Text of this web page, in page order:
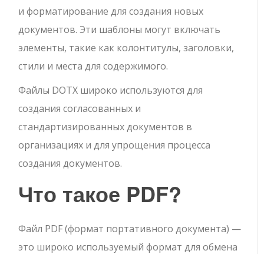
и форматирование для создания новых
документов. Эти шаблоны могут включать
элементы, такие как колонтитулы, заголовки,
стили и места для содержимого.
Файлы DOTX широко используются для
создания согласованных и
стандартизированных документов в
организациях и для упрощения процесса
создания документов.
Что такое PDF?
Файл PDF (формат портативного документа) —
это широко используемый формат для обмена